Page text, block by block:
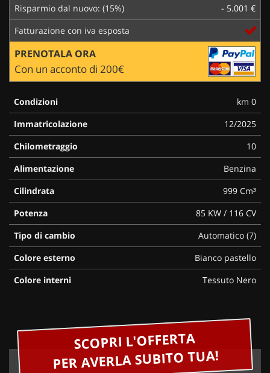
Risparmio dal nuovo: (15%)
- 5.001 €
Fatturazione con iva esposta
PRENOTALA ORA
Con un acconto di 200€
Condizioni
km 0
Immatricolazione
12/2025
Chilometraggio
10
Alimentazione
Benzina
Cilindrata
999 Cm³
Potenza
85 KW / 116 CV
Tipo di cambio
Automatico (7)
Colore esterno
Bianco pastello
Colore interni
Tessuto Nero
SCOPRI L'OFFERTA
PER AVERLA SUBITO TUA!